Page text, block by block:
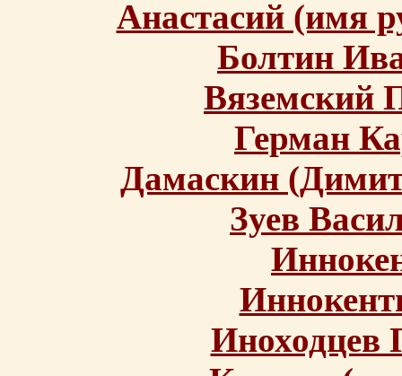
Анастасий (имя
Болтин
Вяземский
Герман
Дамаскин
Зуев
Иноходцев